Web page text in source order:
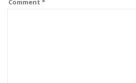
Comment *